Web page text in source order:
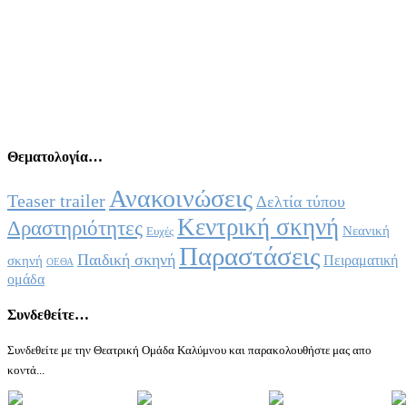
Θεματολογία…
Teaser trailer Ανακοινώσεις Δελτία τύπου
Δραστηριότητες Ευχές Κεντρική σκηνή Νεανική
σκηνή ΟΕΘΑ Παιδική σκηνή Παραστάσεις Πειραματική
ομάδα
Συνδεθείτε…
Συνδεθείτε με την Θεατρική Ομάδα Καλύμνου και παρακολουθήστε μας απο
κοντά...